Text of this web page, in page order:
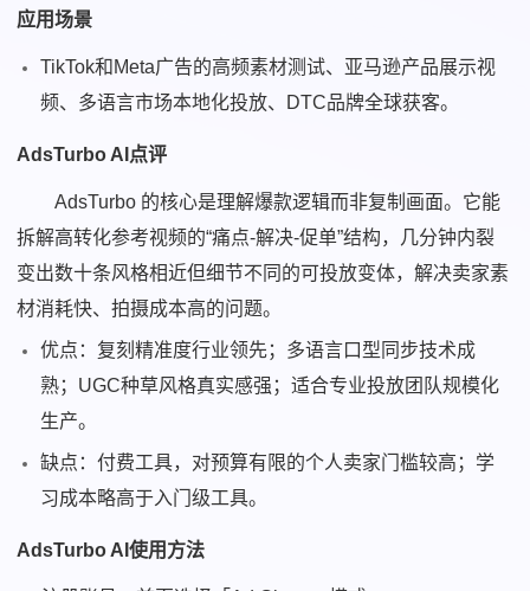
应用场景
TikTok和Meta广告的高频素材测试、亚马逊产品展示视
频、多语言市场本地化投放、DTC品牌全球获客。
AdsTurbo AI点评
AdsTurbo 的核心是理解爆款逻辑而非复制画面。它能
拆解高转化参考视频的“痛点-解决-促单”结构，几分钟内裂
变出数十条风格相近但细节不同的可投放变体，解决卖家素
材消耗快、拍摄成本高的问题。
优点：复刻精准度行业领先；多语言口型同步技术成
熟；UGC种草风格真实感强；适合专业投放团队规模化
生产。
缺点：付费工具，对预算有限的个人卖家门槛较高；学
习成本略高于入门级工具。
AdsTurbo AI使用方法